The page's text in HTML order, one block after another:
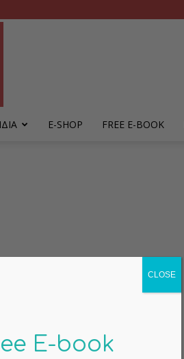
Ε-SHOP FREE E-BOOK
E-book
CLOSE